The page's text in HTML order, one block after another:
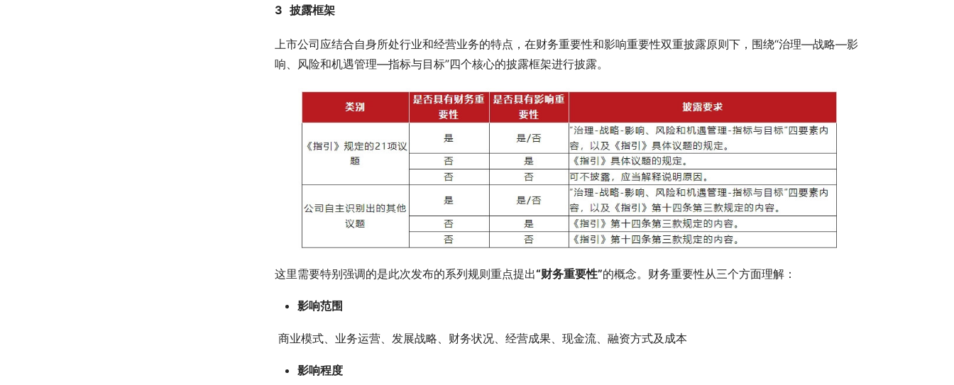
3 披露框架
上市公司应结合自身所处行业和经营业务的特点，在财务重要性和影响重要性双重披露原则下，围绕“治理—战略—影
响、风险和机遇管理—指标与目标”四个核心的披露框架进行披露。
这里需要特别强调的是此次发布的系列规则重点提出“财务重要性”的概念。财务重要性从三个方面理解：
影响范围
商业模式、业务运营、发展战略、财务状况、经营成果、现金流、融资方式及成本
影响程度